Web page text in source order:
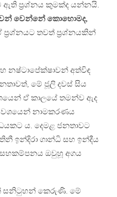
ඇති ප‍්‍රශ්නය කුමක්ද යන්නයි.
වෙන්නේ කොහොමද,
ප‍්‍රශ්නයට තවත් ප‍්‍රශ්නයකින්
නෂ්ටාපේක්ෂාවන් අත්විඳ
මේ ජූලි දවස් සිය
ඒ කාලයේ තමන්ව ඇද
වශයෙන් නාමකරණය
ය. දෙමළ ජනතාවට
ඉන්දිරා ගාන්ධි සහ ඉන්දීය
සහකම්පනය ඔවුහූ අගය
සනිටුහන් කෙරුණි. මේ